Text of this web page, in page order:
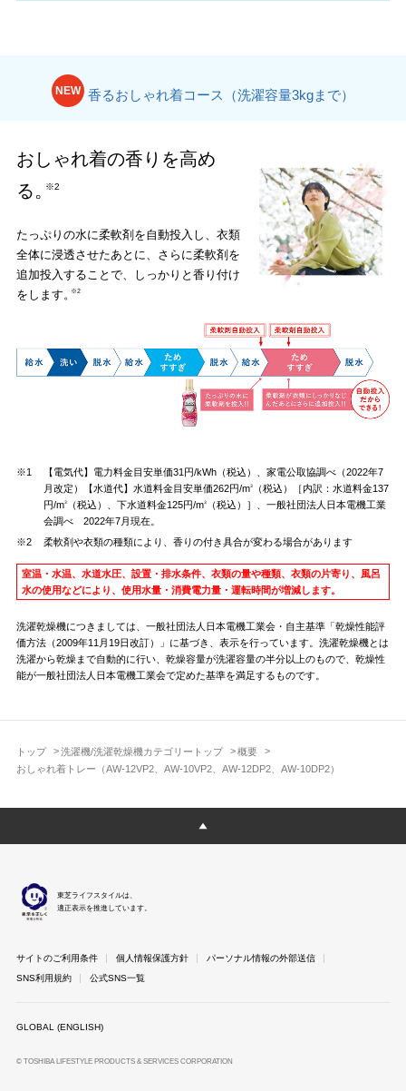
トップ 洗濯機/洗濯乾燥機カテゴリートップ
概要
おしゃれ着トレー（AW-12VP2、AW-10VP2、AW-12DP2、AW-10DP2）
NEW 香るおしゃれ着コース （洗濯容量3kgまで）
おしゃれ着の香りを高め
る。※2
たっぷりの水に柔軟剤を自動投入し、衣類
全体に浸透させたあとに、さらに柔軟剤を
追加投入することで、しっかりと香り付け
を します。※2
※1
【電気代】電力料金目安単価31円/kWh（税込）、家電公取協調べ（2022年7
月改定）【水道代】水道料金目安単価262円/m3
（税込）［内訳：水道料金137
円/m3 （税込）、下水道料金125円/m3
（税込）］、一般社団法人日本電機工業
会調べ 2022年7月現在。
※2
柔軟剤や衣類の種類により、香りの付き具合が変わる場合があります
室温・水温、水道水圧、設置・排水条件、衣類の量や種類、衣類の片寄り、風呂
水の使用などにより、使用水量・消費電力量・運転時間が増減します。
洗濯乾燥機につきましては、一般社団法人日本電機工業会・自主基準「乾燥性能評
価方法（2009年11月19日改訂）」に基づき、表示を行っています。洗濯乾燥機とは
洗濯から乾燥まで自動的に行い、乾燥容量が洗濯容量の半分以上のもので、乾燥性
能が一般社団法人日本電機工業会で定めた基準を満足するものです。
東芝ライフスタイルは、
適正表示を推進しています。
サイトのご利用条件 個人情報保護方針
パーソナル情報の外部送信
SNS利用規約
公式SNS一覧
GLOBAL (ENGLISH)
© TOSHIBA LIFESTYLE PRODUCTS & SERVICES CORPORATION